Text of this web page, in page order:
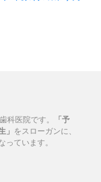
科医院です。
「予
」 をスローガンに、
っています。